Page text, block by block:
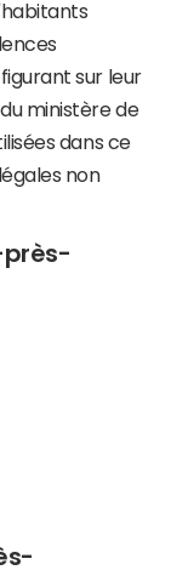
sur leur
ministère de
dans ce
non
près-